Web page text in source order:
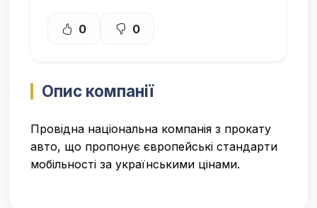
0 0
Опис компанії
Провідна національна компанія з прокату
авто, що пропонує європейські стандарти
мобільності за українськими цінами.